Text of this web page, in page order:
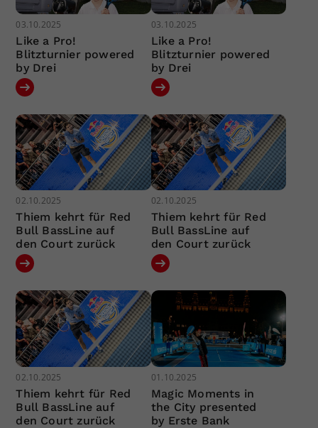
03.10.2025
Like a Pro!
Blitzturnier powered
by Drei
03.10.2025
Like a Pro!
Blitzturnier powered
by Drei
02.10.2025
Thiem kehrt für Red
Bull BassLine auf
den Court zurück
02.10.2025
Thiem kehrt für Red
Bull BassLine auf
den Court zurück
02.10.2025
Thiem kehrt für Red
Bull BassLine auf
den Court zurück
01.10.2025
Magic Moments in
the City presented
by Erste Bank